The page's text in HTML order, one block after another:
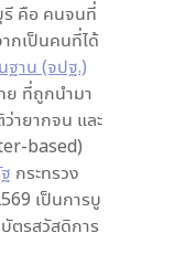
คือ คนจนที่
กเป็นคนที่ได้
ฐาน (จปฐ.)
ย ที่ถูกนำมา
ายากจน และ
based)
กระทรวง
เป็นการบู
ตรสวัสดิการ